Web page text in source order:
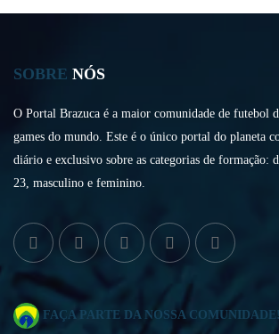
SOBRE NÓS
O Portal Brazuca é a maior comunidade de futebol
games do mundo. Este é o único portal do planeta
diário e exclusivo sobre as categorias de formação:
23, masculino e feminino.
FAÇA PARTE DA NOSSA